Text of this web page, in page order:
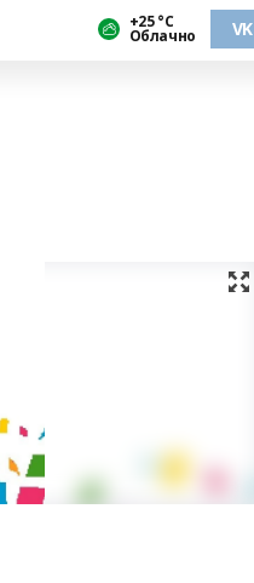
+25 °С
Облачно VK